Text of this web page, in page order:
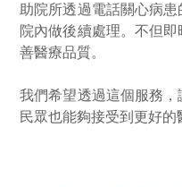
助院所透過電話關心病
院內做後續處理。不但
善醫療品質。
我們希望透過這個服務
民眾也能夠接受到更好的